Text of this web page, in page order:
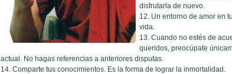
disfrutarla de nuevo.
12. Un entorno de amor en
vida.
13. Cuando no estés de
queridos, preocúpate
actual. No hagas referencias a anteriores disputas.
14. Comparte tus conocimientos. Es la forma de lograr la inmortalidad.